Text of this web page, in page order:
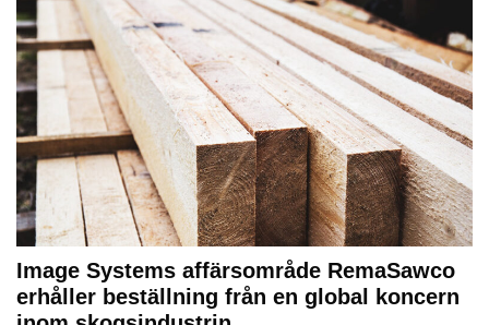
Image Systems affärsområde RemaSawco
erhåller beställning från en global koncern